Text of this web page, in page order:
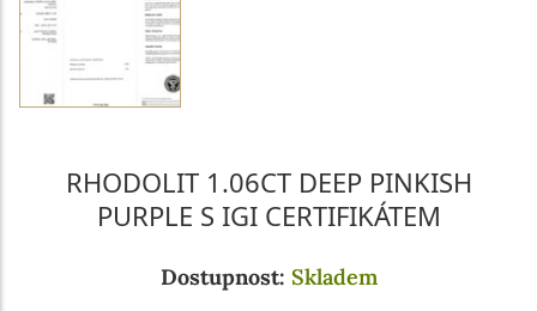
RHODOLIT 1.06CT DEEP PINKISH
PURPLE S IGI CERTIFIKÁTEM
Dostupnost: Skladem